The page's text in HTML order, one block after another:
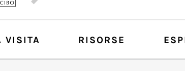
VISITA RISORSE